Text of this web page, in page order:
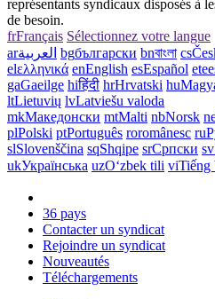
représentants syndicaux disposés à
de besoin.
frFrançais Sélectionnez votre langue
arالعربية bgбългарски bnবাংলা cs
elελληνικά enEnglish esEspañol et
gaGaeilge hiहिंदी hrHrvatski hu
ltLietuvių lvLatviešu valoda
mkМакедонски mtMalti nbNorsk
plPolski ptPortuguês roromânesc ru
slSlovenščina sqShqipe srСрпски sv
ukУкраїнська uzOʻzbek tili viTiếng
36 pays
Contacter un syndicat
Rejoindre un syndicat
Nouveautés
Téléchargements